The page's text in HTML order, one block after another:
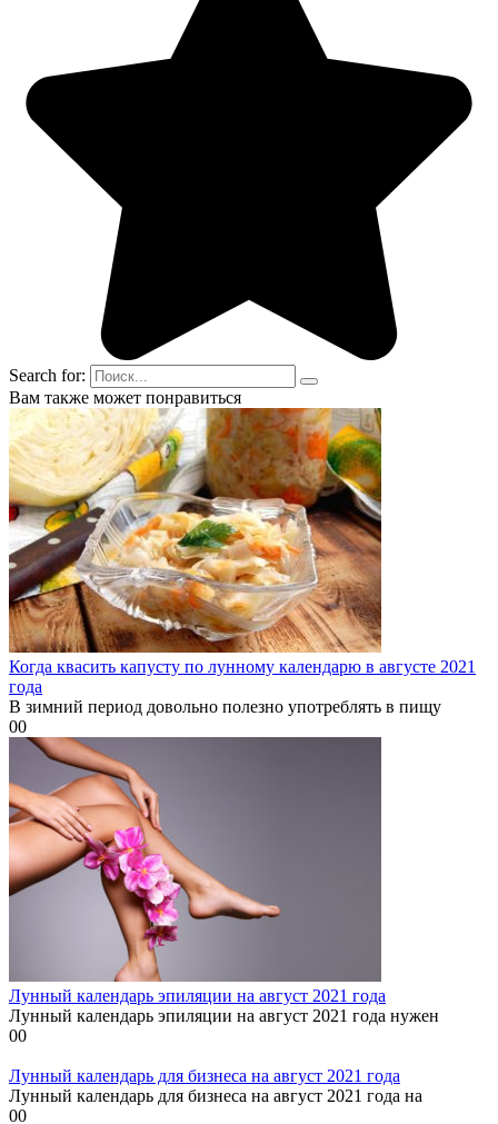
Search for:
Вам также может понравиться
Когда квасить капусту по лунному календарю в августе 2021
года
В зимний период довольно полезно употреблять в пищу
00
Лунный календарь эпиляции на август 2021 года
Лунный календарь эпиляции на август 2021 года нужен
00
Лунный календарь для бизнеса на август 2021 года
Лунный календарь для бизнеса на август 2021 года на
00